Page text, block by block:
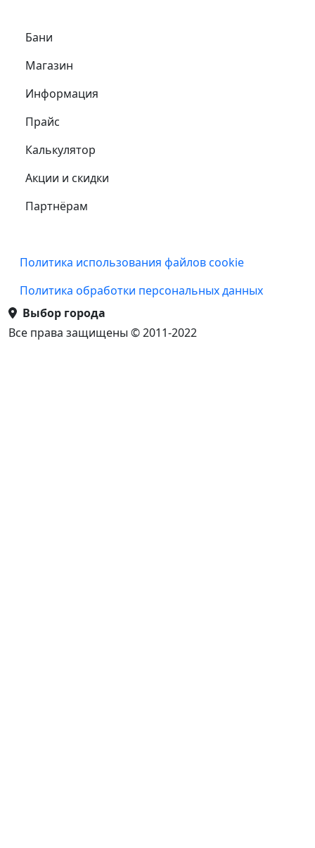
Самое важное
Бани
Магазин
Информация
Прайс
Калькулятор
Акции и скидки
Партнёрам
Подвал
Политика использования файлов cookie
Политика обработки персональных данных
Выбор города
Все права защищены © 2011-2022